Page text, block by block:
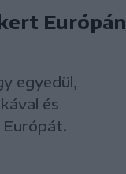
Európán
egyedül,
és
Európát.